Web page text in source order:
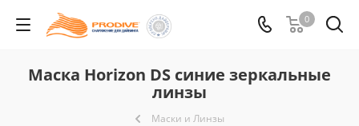
0
Маска Horizon DS синие зеркальные
линзы
Маски и Линзы